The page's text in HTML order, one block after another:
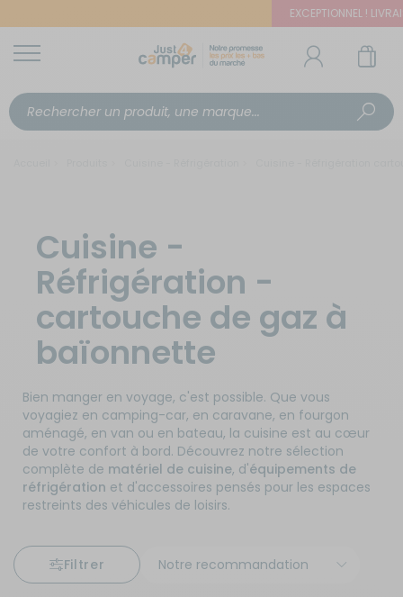
EXCEPTIONNEL !
Cuisine -
Réfrigération -
cartouche de gaz à
baïonnette
Bien manger en voyage, c'est possible. Que vous
voyagiez en camping-car, en caravane, en fourgon
aménagé, en van ou en bateau, la cuisine est au cœur
de votre confort à bord. Découvrez notre sélection
complète de matériel de cuisine, d'équipements de
réfrigération et d'accessoires pensés pour les espaces
restreints des véhicules de loisirs.
Filtrer